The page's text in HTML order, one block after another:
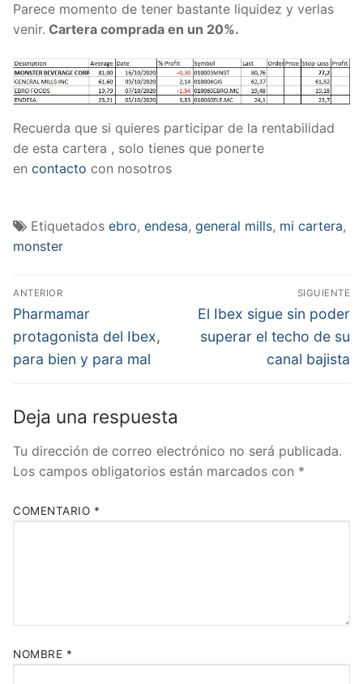
Parece momento de tener bastante liquidez y verlas
venir. Cartera comprada en un 20%.
Recuerda que si quieres participar de la rentabilidad
de esta cartera , solo tienes que ponerte
en contacto con nosotros
Etiquetados ebro, endesa, general mills, mi cartera,
monster
Navegación
de
entradas
ANTERIOR
Entrada
anterior:
Pharmamar
protagonista del Ibex,
para bien y para mal
SIGUIENTE
Entrada
siguiente:
El Ibex sigue sin poder
superar el techo de su
canal bajista
Deja una respuesta
Tu dirección de correo electrónico no será publicada.
Los campos obligatorios están marcados con *
COMENTARIO *
NOMBRE *